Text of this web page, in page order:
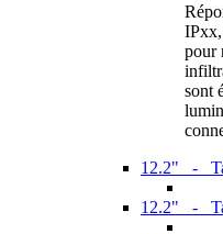
IPxx,
pour
sont
12.2" -
12.2" -